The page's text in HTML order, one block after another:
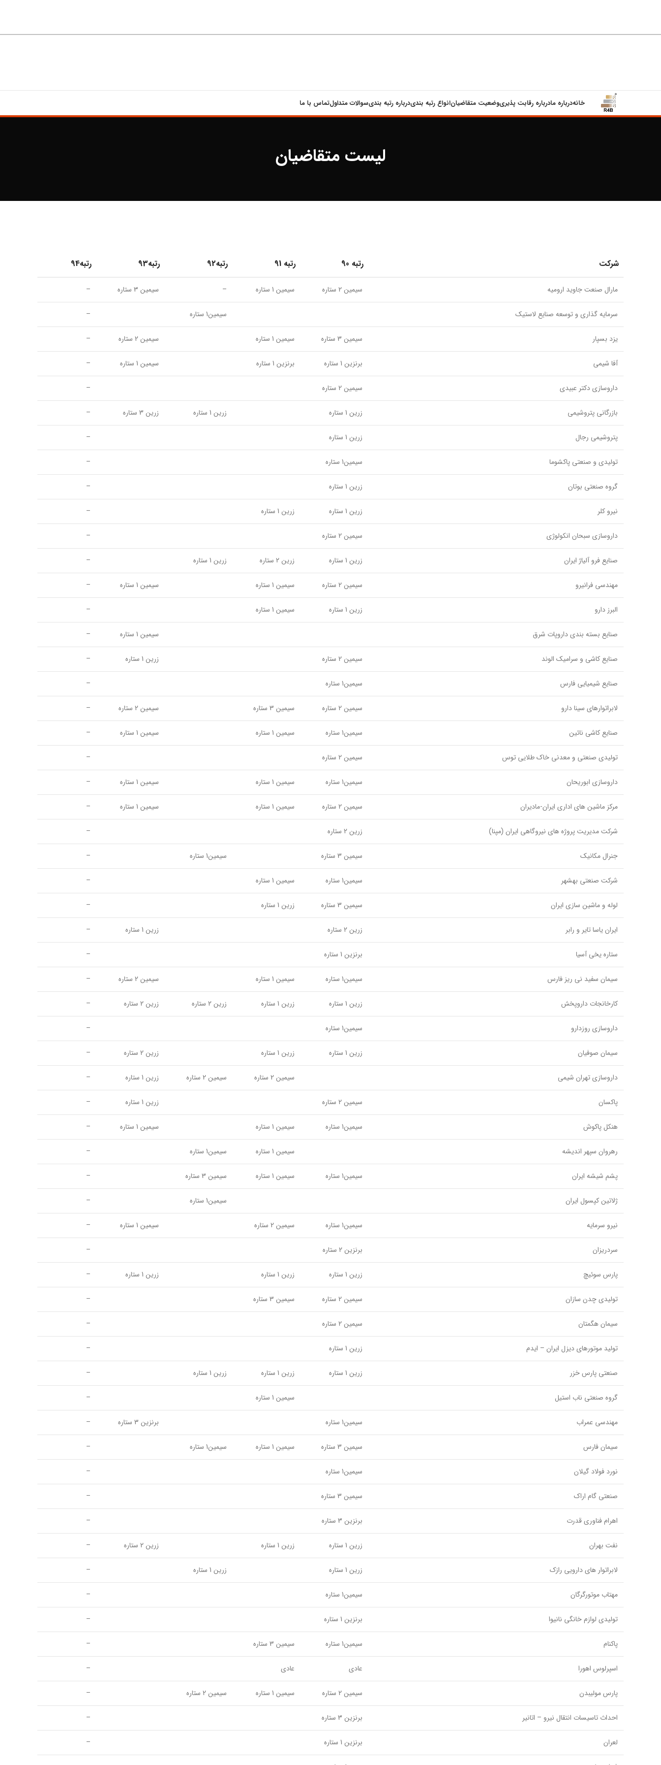
خانهدرباره مادرباره رقابت پذیریوضعیت متقاضیانانواع رتبه بندیدرباره رتبه بندیسوالات متداولتماس با ما
لیست متقاضیان
شرکت رتبه 90 رتبه 91 رتبه92 رتبه93 رتبه94
مارال صنعت جاوید ارومیه سیمین 2 ستاره سیمین 1 ستاره – سیمین 3 ستاره –
سرمایه گذاری و توسعه صنایع لاستیک سیمین1 ستاره –
یزد بسپار سیمین 3 ستاره سیمین 1 ستاره سیمین 2 ستاره –
آفا شیمی برنزین 1 ستاره برنزین 1 ستاره سیمین 1 ستاره –
داروسازی دکتر عبیدی سیمین 2 ستاره –
بازرگانی پتروشیمی زرین 1 ستاره زرین 1 ستاره زرین 3 ستاره –
پتروشیمی رجال زرین 1 ستاره –
تولیدی و صنعتی پاکشوما سیمین1 ستاره –
گروه صنعتی بوتان زرین 1 ستاره –
نیرو کلر زرین 1 ستاره زرین 1 ستاره –
داروسازی سبحان انکولوژی سیمین 2 ستاره –
صنایع فرو آلیاژ ایران زرین 1 ستاره زرین 2 ستاره زرین 1 ستاره –
مهندسی فرانیرو سیمین 2 ستاره سیمین 1 ستاره سیمین 1 ستاره –
البرز دارو زرین 1 ستاره سیمین 1 ستاره –
صنایع بسته بندی داروپات شرق سیمین 1 ستاره –
صنایع کاشی و سرامیک الوند سیمین 2 ستاره زرین 1 ستاره –
صنایع شیمیایی فارس سیمین1 ستاره –
لابراتوارهای سینا دارو سیمین 2 ستاره سیمین 3 ستاره سیمین 2 ستاره –
صنایع کاشی نائین سیمین1 ستاره سیمین 1 ستاره سیمین 1 ستاره –
تولیدی صنعتی و معدنی خاک طلایی توس سیمین 2 ستاره –
داروسازی ابوریحان سیمین1 ستاره سیمین 1 ستاره سیمین 1 ستاره –
مرکز ماشین های اداری ایران-مادیران سیمین 2 ستاره سیمین 1 ستاره سیمین 1 ستاره –
شرکت مدیریت پروژه های نیروگاهی ایران (مپنا) زرین 2 ستاره –
جنرال مکانیک سیمین 3 ستاره سیمین1 ستاره –
شرکت صنعتی بهشهر سیمین1 ستاره سیمین 1 ستاره –
لوله و ماشین سازی ایران سیمین 3 ستاره زرین 1 ستاره –
ایران یاسا تایر و رابر زرین 2 ستاره زرین 1 ستاره –
ستاره یخی آسیا برنزین 1 ستاره –
سیمان سفید نی ریز فارس سیمین1 ستاره سیمین 1 ستاره سیمین 2 ستاره –
کارخانجات داروپخش زرین 1 ستاره زرین 1 ستاره زرین 2 ستاره زرین 2 ستاره –
داروسازی روزدارو سیمین1 ستاره –
سیمان صوفیان زرین 1 ستاره زرین 1 ستاره زرین 2 ستاره –
داروسازی تهران شیمی سیمین 2 ستاره سیمین 2 ستاره زرین 1 ستاره –
پاکسان سیمین 2 ستاره زرین 1 ستاره –
هنکل پاکوش سیمین1 ستاره سیمین 1 ستاره سیمین 1 ستاره –
رهروان سپهر اندیشه سیمین 1 ستاره سیمین1 ستاره –
پشم شیشه ایران سیمین1 ستاره سیمین 1 ستاره سیمین 3 ستاره –
ژلاتین کپسول ایران سیمین1 ستاره –
نیرو سرمایه سیمین1 ستاره سیمین 2 ستاره سیمین 1 ستاره –
سردریزان برنزین 2 ستاره –
پارس سوئیچ زرین 1 ستاره زرین 1 ستاره زرین 1 ستاره –
تولیدی چدن سازان سیمین 2 ستاره سیمین 3 ستاره –
سیمان هگمتان سیمین 2 ستاره –
تولید موتورهای دیزل ایران – ایدم زرین 1 ستاره –
صنعتی پارس خزر زرین 1 ستاره زرین 1 ستاره زرین 1 ستاره –
گروه صنعتی ناب استیل سیمین 1 ستاره –
مهندسی عمراب سیمین1 ستاره برنزین 3 ستاره –
سیمان فارس سیمین 3 ستاره سیمین 1 ستاره سیمین1 ستاره –
نورد فولاد گیلان سیمین1 ستاره –
صنعتی گام اراک سیمین 3 ستاره –
اهرام فناوری قدرت برنزین 3 ستاره –
نفت بهران زرین 1 ستاره زرین 1 ستاره زرین 2 ستاره –
لابراتوار های دارویی رازک زرین 1 ستاره زرین 1 ستاره –
مهتاب موتورگرگان سیمین1 ستاره –
تولیدی لوازم خانگی نانیوا برنزین 1 ستاره –
پاکنام سیمین1 ستاره سیمین 3 ستاره –
اسپرلوس اهورا عادی عادی –
پارس مولیبدن سیمین 2 ستاره سیمین 1 ستاره سیمین 2 ستاره –
احداث تاسیسات انتقال نیرو – اتانیر برنزین 3 ستاره –
لعران برنزین 1 ستاره –